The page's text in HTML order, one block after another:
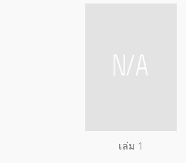
เล่ม 1